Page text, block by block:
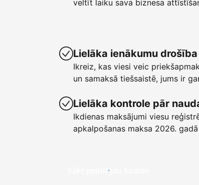
veltīt laiku sava biznesa
Lielāka ienākumu drošība
Ikreiz, kas viesi veic
un samaksā tiešsaistē, jums ir
Lielāka kontrole pār
Ikdienas maksājumi viesu
apkalpošanas maksa 2026.
Sākt pelnīt jau šodien